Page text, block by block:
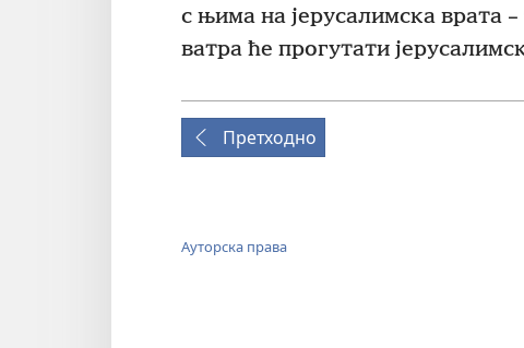
с њима на јерусалимска врата
ватра ће прогутати
Претходно
Ауторска права